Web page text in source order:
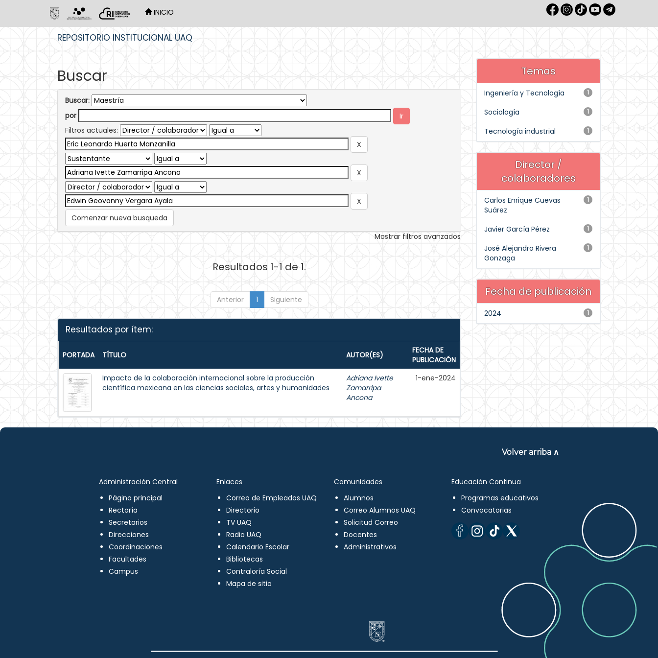
INICIO
REPOSITORIO INSTITUCIONAL UAQ
Buscar
Buscar:
por
Filtros actuales:
Comenzar nueva busqueda
Mostrar filtros avanzados
Resultados 1-1 de 1.
Anterior 1 Siguiente
Resultados por ítem:
PORTADA TÍTULO AUTOR(ES)
FECHA DE
PUBLICACIÓN
Impacto de la colaboración internacional sobre la producción
científica mexicana en las ciencias sociales, artes y humanidades
Adriana Ivette
Zamarripa
Ancona
1-ene-2024
Temas
1
Ingeniería y Tecnología
1
Sociología
1
Tecnología industrial
Director /
colaboradores
1
Carlos Enrique Cuevas
Suárez
1
Javier García Pérez
1
José Alejandro Rivera
Gonzaga
Fecha de publicación
1
2024
Volver arriba ∧
Administración Central
Página principal
Rectoría
Secretarios
Direcciones
Coordinaciones
Facultades
Campus
Enlaces
Correo de Empleados UAQ
Directorio
TV UAQ
Radio UAQ
Calendario Escolar
Bibliotecas
Contraloría Social
Mapa de sitio
Comunidades
Alumnos
Correo Alumnos UAQ
Solicitud Correo
Docentes
Administrativos
Educación Continua
Programas educativos
Convocatorias